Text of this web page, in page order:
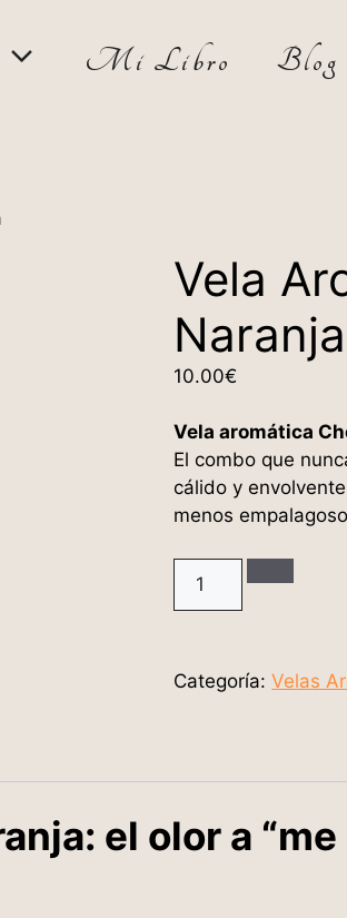
Mi Libro Blog
Vela
Naranja
10.00€
Vela aromática
El combo que
cálido y
menos
Categoría:Velas
el olor a